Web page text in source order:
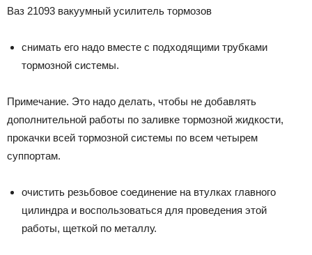
Ваз 21093 вакуумный усилитель тормозов
снимать его надо вместе с подходящими трубками
тормозной системы.
Примечание. Это надо делать, чтобы не добавлять
дополнительной работы по заливке тормозной жидкости,
прокачки всей тормозной системы по всем четырем
суппортам.
очистить резьбовое соединение на втулках главного
цилиндра и воспользоваться для проведения этой
работы, щеткой по металлу.